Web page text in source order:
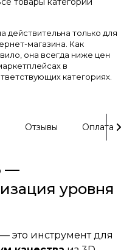
действительна только для
магазина. Как
она всегда ниже цен
в
категориях.
Отзывы Оплата
—
уровня
это инструмент для